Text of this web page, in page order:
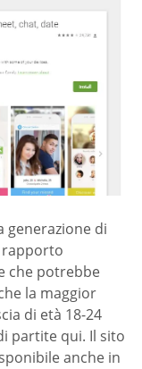
generazione di
rapporto
che potrebbe
la maggior
di età 18-24
partite qui. Il sito
anche in